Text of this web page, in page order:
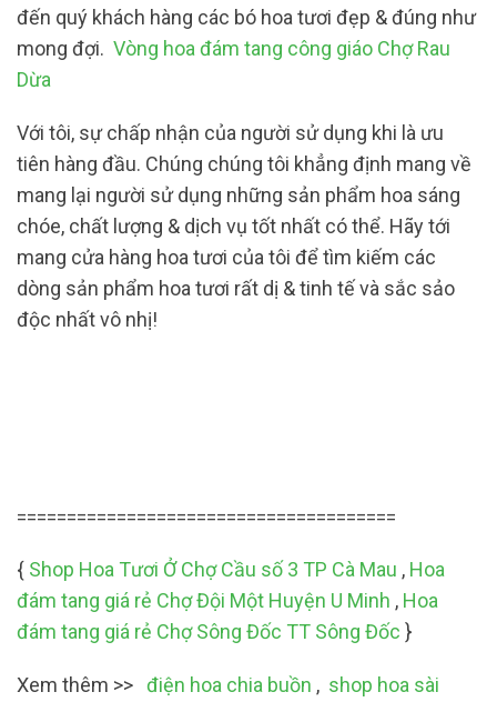
đến quý khách hàng các bó hoa tươi đẹp & đúng như
mong đợi. Vòng hoa đám tang công giáo Chợ Rau
Dừa
Với tôi, sự chấp nhận của người sử dụng khi là ưu
tiên hàng đầu. Chúng chúng tôi khẳng định mang về
mang lại người sử dụng những sản phẩm hoa sáng
chóe, chất lượng & dịch vụ tốt nhất có thể. Hãy tới
mang cửa hàng hoa tươi của tôi để tìm kiếm các
dòng sản phẩm hoa tươi rất dị & tinh tế và sắc sảo
độc nhất vô nhị!
======================================
{ Shop Hoa Tươi Ở Chợ Cầu số 3 TP Cà Mau , Hoa
đám tang giá rẻ Chợ Đội Một Huyện U Minh , Hoa
đám tang giá rẻ Chợ Sông Đốc TT Sông Đốc }
Xem thêm >> điện hoa chia buồn , shop hoa sài